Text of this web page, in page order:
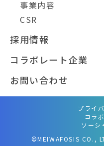
事業内容
CSR
採用情報
コラボレート企業
お問い合わせ
プライ
コラ
ソーシ
©MEIWAFOSIS CO.,